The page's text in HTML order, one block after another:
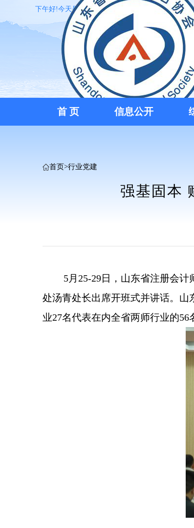
下午好!今天是:2026年08月07日12:34:43 星期五
首 页 信息公开
首页>行业党建
强基固本
5月25-29日，山东省注册会
处汤青处长出席开班式并讲话。
业27名代表在内全省两师行业的56